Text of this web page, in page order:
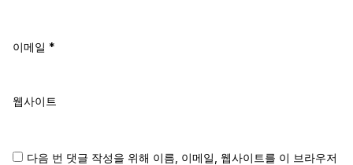
이메일 *
웹사이트
다음 번 댓글 작성을 위해 이름, 이메일, 웹사이트를 이 브라우저